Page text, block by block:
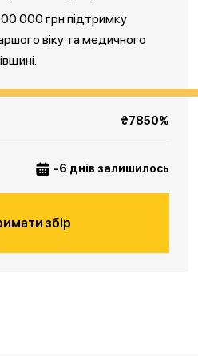
000 грн підтримку
віку та медичного
₴7850%
-6 днів залишилось
збір